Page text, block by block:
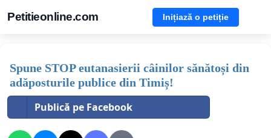
Petitieonline.com Inițiază o petiție
Spune STOP eutanasierii câinilor sănătoși din
adăposturile publice din Timiș!
Publică pe Facebook